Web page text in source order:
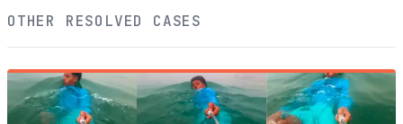
OTHER RESOLVED CASES